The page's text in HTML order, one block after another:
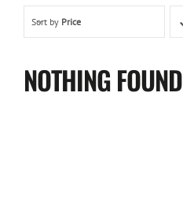
Sort by Price
NOTHING FOUND